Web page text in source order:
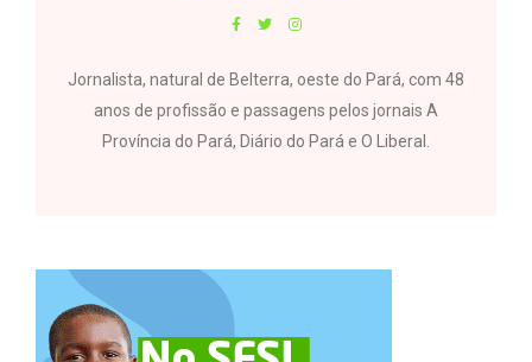
Jornalista, natural de Belterra, oeste do Pará, com 48
anos de profissão e passagens pelos jornais A
Província do Pará, Diário do Pará e O Liberal.